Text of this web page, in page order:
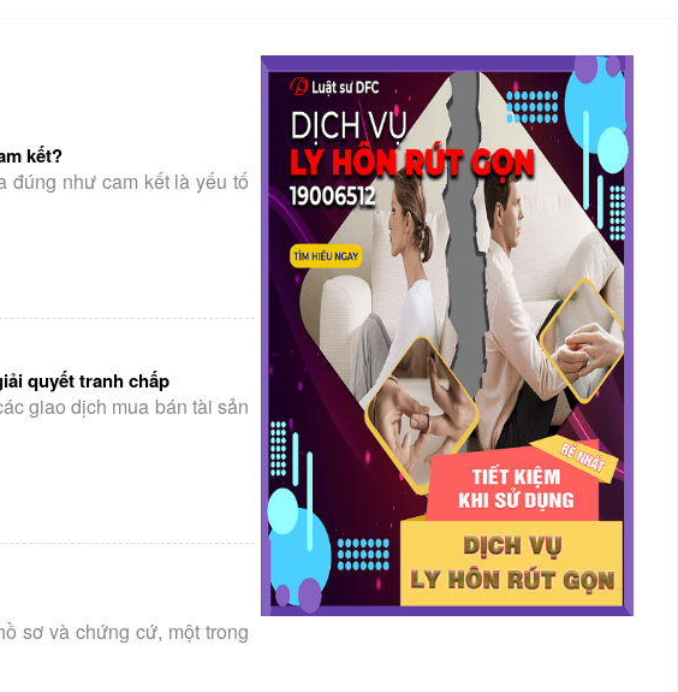
kết?
đúng như cam kết là yếu tố
quyết tranh chấp
giao dịch mua bán tài sản
sơ và chứng cứ, một trong